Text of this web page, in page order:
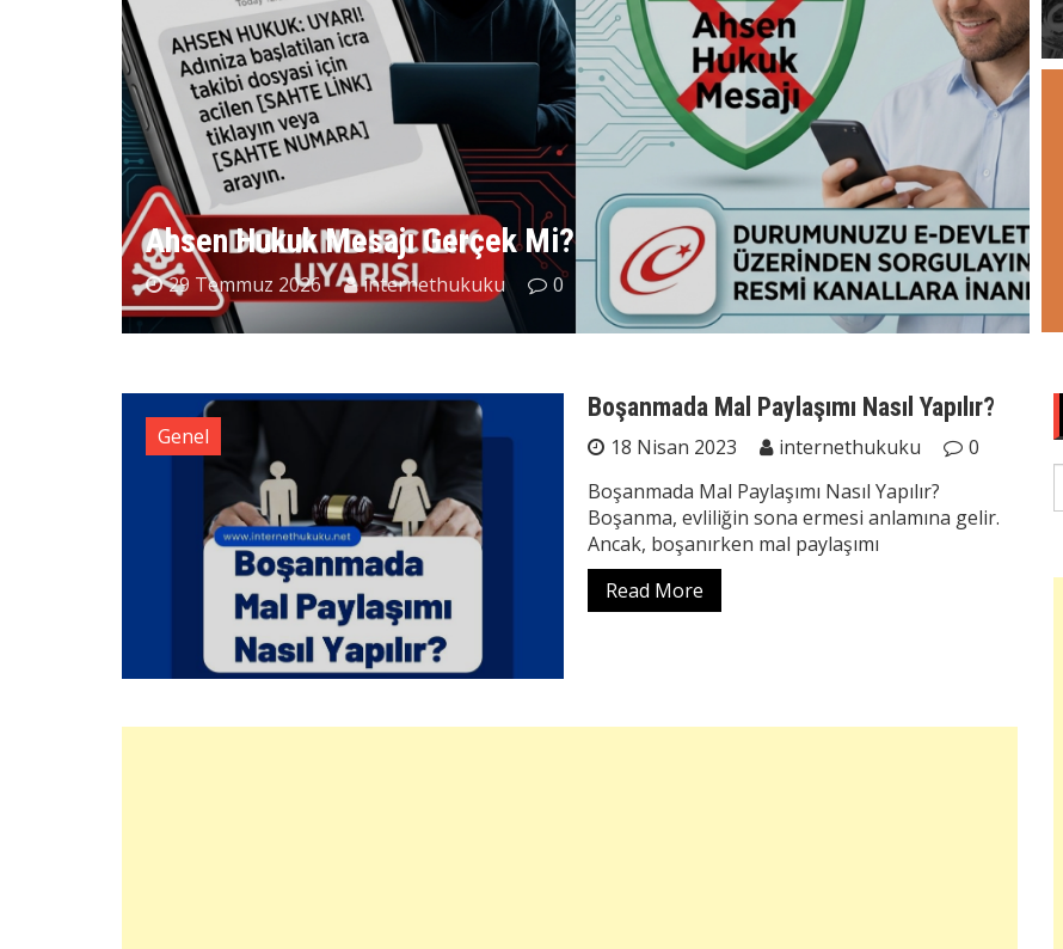
Ahsen Hukuk Mesajı Gerçek Mi?
29 Temmuz 2026 internethukuku 0
Genel
Boşanmada Mal Paylaşımı Nasıl Yapılır?
18 Nisan 2023 internethukuku
0
Boşanmada Mal Paylaşımı Nasıl Yapılır?
Boşanma, evliliğin sona ermesi anlamına gelir.
Ancak, boşanırken mal paylaşımı
Read More